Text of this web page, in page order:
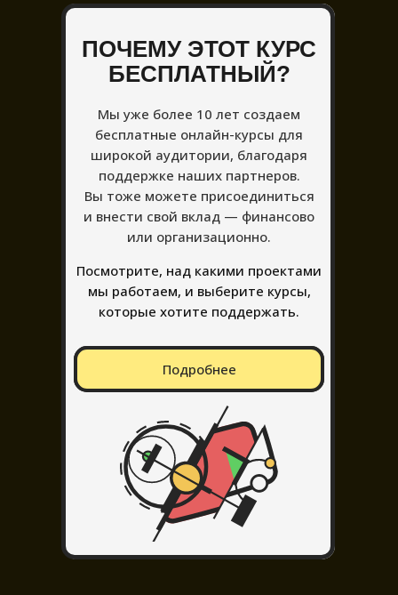
Подробнее
Мы уже более 10 лет создаем
бесплатные онлайн-курсы для
широкой аудитории, благодаря
поддержке наших партнеров.
Вы тоже можете присоединиться
и внести свой вклад — финансово
или организационно.
Посмотрите, над какими проектами
мы работаем, и выберите курсы,
которые хотите поддержать.
ПОЧЕМУ ЭТОТ КУРС
БЕСПЛАТНЫЙ?